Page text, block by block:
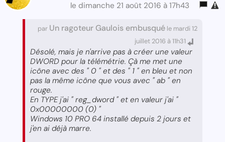
le dimanche 21 août 2016 à 17h43
par Un ragoteur Gaulois embusqué le mardi 12
juillet 2016 à 11h31
Désolé, mais je n'arrive pas à créer une valeur
DWORD pour la télémétrie. Çà me met une
icône avec des " 0 " et des " 1 " en bleu et non
pas la même icône que vous avec " ab " en
rouge.
En TYPE j'ai " reg_dword " et en valeur j'ai "
0x00000000 (0) "
Windows 10 PRO 64 installé depuis 2 jours et
j'en ai déjà marre.